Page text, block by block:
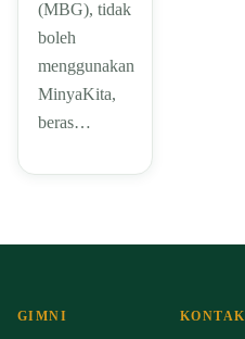
(MBG), tidak
boleh
menggunakan
MinyaKita,
beras…
GIMNI KONTAK